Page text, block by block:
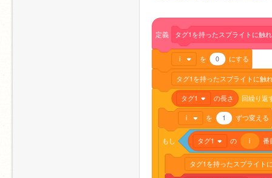
定義 タグ1を持ったスプライトに触
i を 0 にする
タグ1を持ったスプライトに触
タグ1 の長さ 回繰り返
i を 1 ずつ変える
もし タグ1 の i 番
タグ1を持ったスプライト